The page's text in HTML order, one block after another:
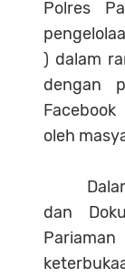
Polres
) dalam
dengan
Facebook
oleh
dan